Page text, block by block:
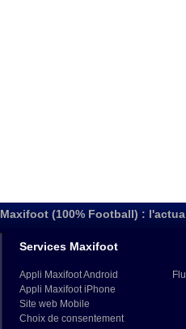
Maxifoot (100% Football) :
Services Maxifoot
Appli Maxifoot Android
Appli Maxifoot iPhone
Site web Mobile
Choix de consentement